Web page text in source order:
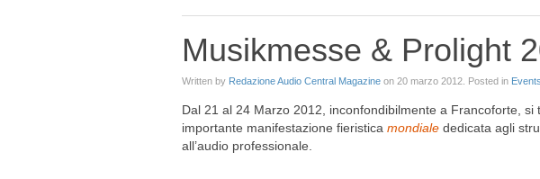
Musikmesse & Prolight
Written by Redazione Audio Central Magazine on 20 marzo 2012 . Posted in Events
Dal 21 al 24 Marzo 2012, inconfondibilmente a Francoforte, si
importante manifestazione fieristica mondiale dedicata agli
all’audio professionale.